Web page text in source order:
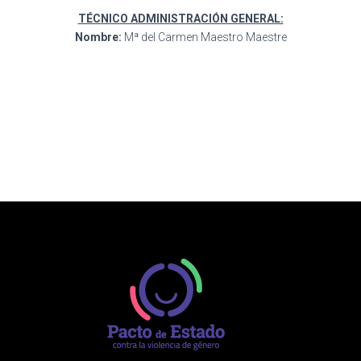
TÉCNICO ADMINISTRACIÓN GENERAL:
Nombre: Mª del Carmen Maestro Maestre